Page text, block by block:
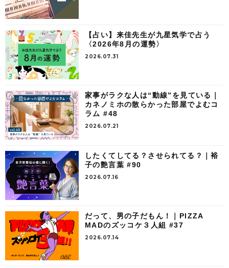
【占い】来佳先生が九星気学で占う
〈2026年8月の運勢〉
2026.07.31
家事がラクな人は“動線”を見ている｜
カネノミホの散らかった部屋でよむコ
ラム #48
2026.07.21
したくてしてる？させられてる？｜裕
子の艶言葉 #90
2026.07.16
だって、男の子だもん！｜PIZZA
MADのズッコケ３人組 #37
2026.07.14